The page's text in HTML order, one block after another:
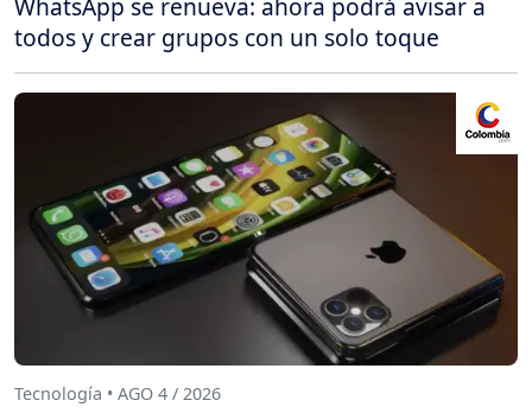
WhatsApp se renueva: ahora podrá avisar a
todos y crear grupos con un solo toque
Tecnología • AGO 4 / 2026